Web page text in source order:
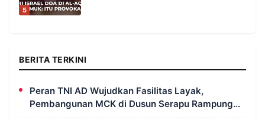
5
BERITA TERKINI
Peran TNI AD Wujudkan Fasilitas Layak,
Pembangunan MCK di Dusun Serapu Rampung
Dikerjakan